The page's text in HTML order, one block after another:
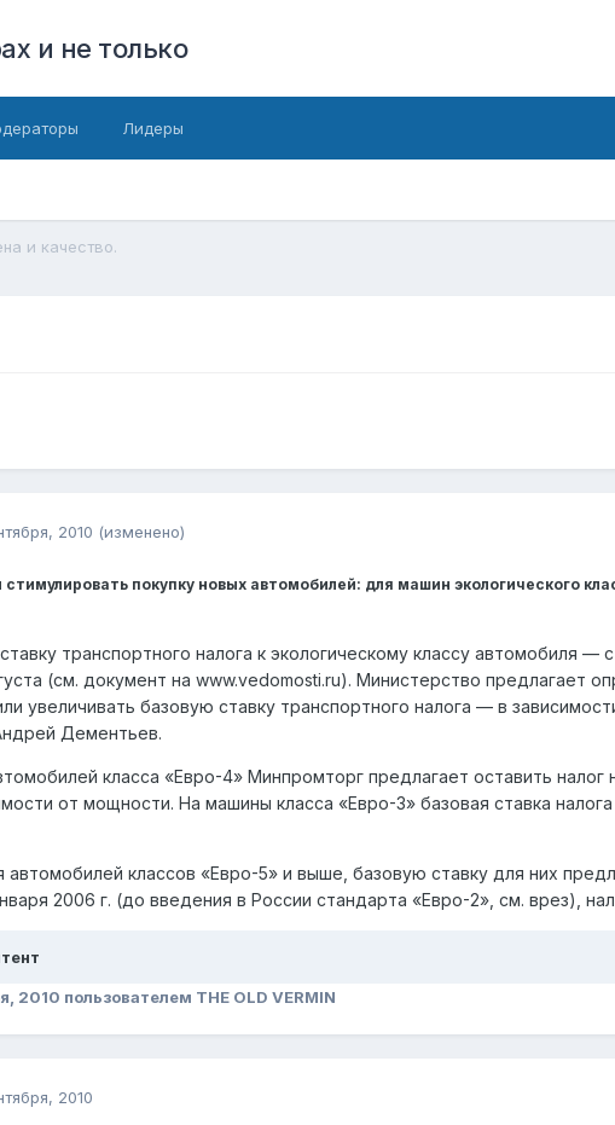
и не только
Лидеры
и качество.
2010 (изменено)
покупку новых автомобилей: для машин экологического
ставку транспортного налога к экологическому классу автомобиля
(см. документ на www.vedomosti.ru). Министерство предлагает
увеличивать базовую ставку транспортного налога — в
Дементьев.
класса «Евро-4» Минпромторг предлагает оставить налог
от мощности. На машины класса «Евро-3» базовая ставка
автомобилей классов «Евро-5» и выше, базовую ставку для них
2006 г. (до введения в России стандарта «Евро-2», см. врез),
2010 пользователем THE OLD VERMIN
2010